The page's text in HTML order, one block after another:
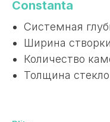
Constanta
Системная
Ширина
Толщина